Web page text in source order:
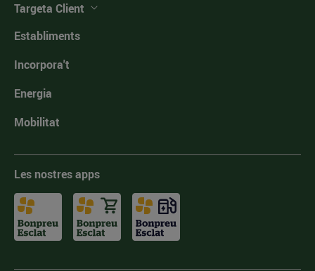
Targeta Client
Establiments
Incorpora't
Energia
Mobilitat
Les nostres apps